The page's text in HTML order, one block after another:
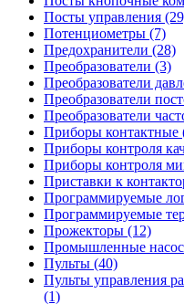
Посты управления
Потенциометры (7)
Предохранители (28)
Преобразователи (3)
Преобразователи
Преобразователи
Преобразователи
Приборы контактные
Приборы контроля
Приборы контроля
Приставки к
Программируемые
Программируемые
Прожекторы (12)
Промышленные
Пульты (40)
Пульты управления
(1)